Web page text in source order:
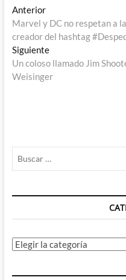
Navegación
de
entradas
AnteriorEntrada
anterior:
Marvel y DC no respetan a
creador del hashtag
SiguienteEntrada
siguiente:
Un coloso llamado Jim
Weisinger
Categorías